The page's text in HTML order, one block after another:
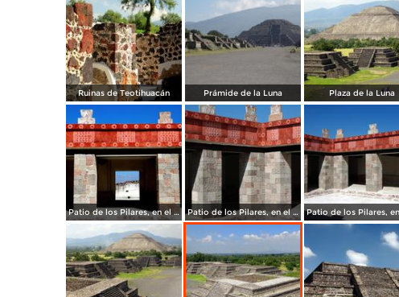
Ruinas de Teotihuacán Prámide de la Luna Plaza de la Luna
Patio de los Pilares, en el Palacio de Quetzalpapálotl Patio de los Pilares, en el Palacio de Quetzalpapálotl